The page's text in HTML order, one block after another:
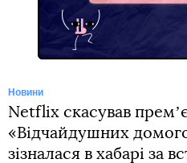
Новини
Netflix скасував
«Відчайдушних
зізналася в хабарі за